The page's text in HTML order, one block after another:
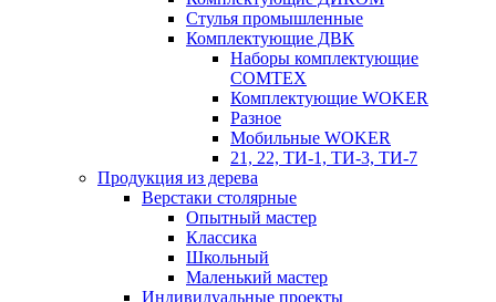
Стулья промышленные
Комплектующие ДВК
Наборы комплектующие
COMTEX
Комплектующие WOKER
Разное
Мобильные WOKER
21, 22, ТИ-1, ТИ-3, ТИ-7
Продукция из дерева
Верстаки столярные
Опытный мастер
Классика
Школьный
Маленький мастер
Индивидуальные проекты